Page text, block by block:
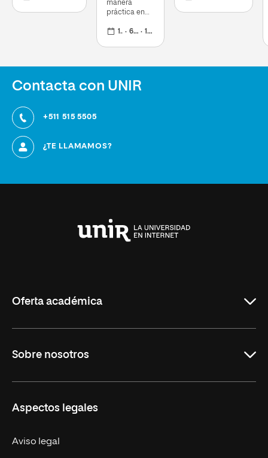
manera
práctica en
clínica y
12 meses 60 ECTS 19 oct 2026
Contacta con UNIR
+511 515 5505
¿TE LLAMAMOS?
Oferta académica
Maestrías
Sobre nosotros
Trabaja en UNIR
Actualidad UNIR
Aspectos legales
Aviso legal